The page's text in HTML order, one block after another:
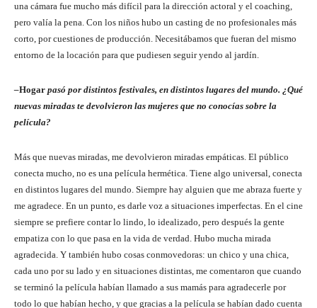
una cámara fue mucho más difícil para la dirección actoral y el coaching,
pero valía la pena. Con los niños hubo un casting de no profesionales más
corto, por cuestiones de producción. Necesitábamos que fueran del mismo
entorno de la locación para que pudiesen seguir yendo al jardín.
–Hogar pasó por distintos festivales, en distintos lugares del mundo. ¿Qué
nuevas miradas te devolvieron las mujeres que no conocías sobre la
película?
Más que nuevas miradas, me devolvieron miradas empáticas. El público
conecta mucho, no es una película hermética. Tiene algo universal, conecta
en distintos lugares del mundo. Siempre hay alguien que me abraza fuerte y
me agradece. En un punto, es darle voz a situaciones imperfectas. En el cine
siempre se prefiere contar lo lindo, lo idealizado, pero después la gente
empatiza con lo que pasa en la vida de verdad. Hubo mucha mirada
agradecida. Y también hubo cosas conmovedoras: un chico y una chica,
cada uno por su lado y en situaciones distintas, me comentaron que cuando
se terminó la película habían llamado a sus mamás para agradecerle por
todo lo que habían hecho, y que gracias a la película se habían dado cuenta